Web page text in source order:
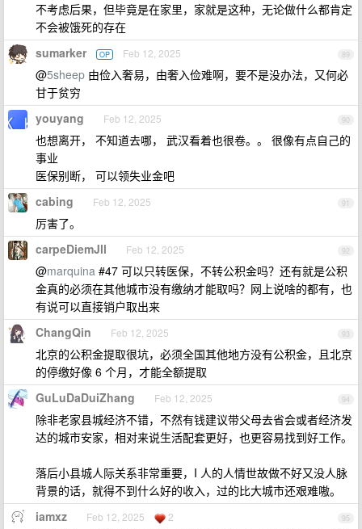
不考虑后果，但毕竟是在家里，家就是这种，无论做什么都肯定
不会被饿死的存在
89
sumarker OP Feb 12, 2025
@5sheep 由俭入奢易，由奢入俭难啊，要不是没办法，又何必
甘于贫穷
90
youyang Feb 12, 2025
也想离开， 不知道去哪， 武汉看着也很卷。。 很像有点自己的
事业
医保别断， 可以领失业金吧
91
cabing Feb 12, 2025
厉害了。
92
carpeDiemJll Feb 12, 2025
@marquina #47 可以只转医保，不转公积金吗？还有就是公积
金真的必须在其他城市没有缴纳才能取吗？网上说啥的都有，也
有说可以直接销户取出来
93
ChangQin Feb 12, 2025
北京的公积金提取很坑，必须全国其他地方没有公积金，且北京
的停缴好像 6 个月，才能全额提取
94
GuLuDaDuiZhang Feb 12, 2025
除非老家县城经济不错，不然有钱建议带父母去省会或者经济发
达的城市安家，相对来说生活配套更好，也更容易找到好工作。
落后小县城人际关系非常重要，I 人的人情世故做不好又没人脉
背景的话，就得不到什么好的收入，过的比大城市还艰难嗷。
95
iamxz Feb 12, 2025 2